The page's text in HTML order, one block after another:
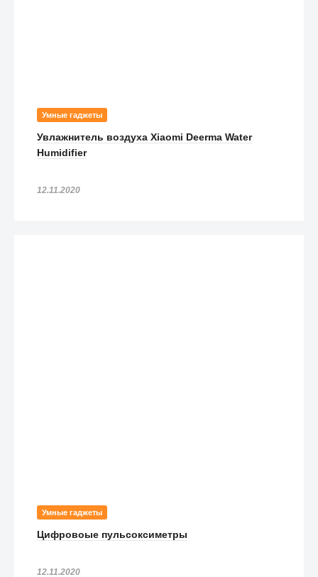
Умные гаджеты
Увлажнитель воздуха Xiaomi Deerma Water
Humidifier
12.11.2020
Умные гаджеты
Цифровоые пульсоксиметры
12.11.2020